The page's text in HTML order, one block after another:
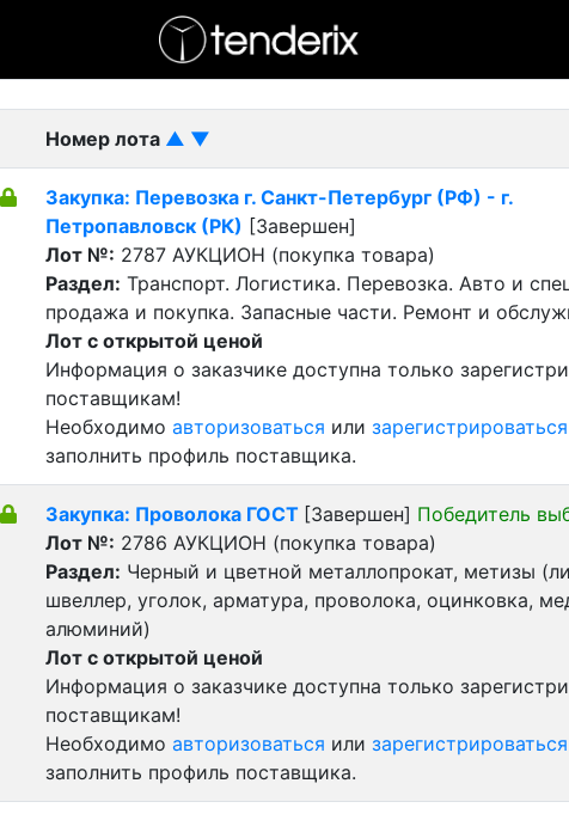
- Завершенный лот
Номер лота ▲ ▼
Закупка: Перевозка г. Санкт-Петербург (РФ) - г.
Петропавловск (РК) [Завершен]
Лот №: 2787 АУКЦИОН (покупка товара)
Раздел: Транспорт. Логистика. Перевозка. Авто и
продажа и покупка. Запасные части. Ремонт и
Лот с открытой ценой
Информация о заказчике доступна только
поставщикам!
Необходимо авторизоваться или зарегистрироваться
заполнить профиль поставщика.
Закупка: Проволока ГОСТ [Завершен] Победитель
Лот №: 2786 АУКЦИОН (покупка товара)
Раздел: Черный и цветной металлопрокат, метизы
швеллер, уголок, арматура, проволока, оцинковка,
алюминий)
Лот с открытой ценой
Информация о заказчике доступна только
поставщикам!
Необходимо авторизоваться или зарегистрироваться
заполнить профиль поставщика.